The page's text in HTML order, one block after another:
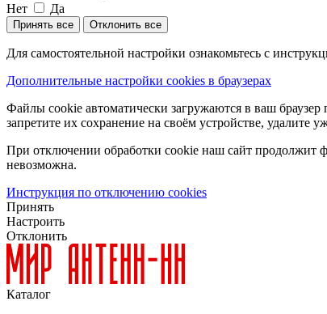
Нет
Да
Принять все Отклонить все
Для самостоятельной настройки ознакомьтесь с
Дополнительные настройки cookies в браузерах
Файлы cookie автоматически загружаются в ваш
запретите их сохранение на своём устройстве, удалите
При отключении обработки cookie наш сайт продолжит
невозможна.
Инструкция по отключению cookies
Принять
Настроить
Отклонить
Каталог